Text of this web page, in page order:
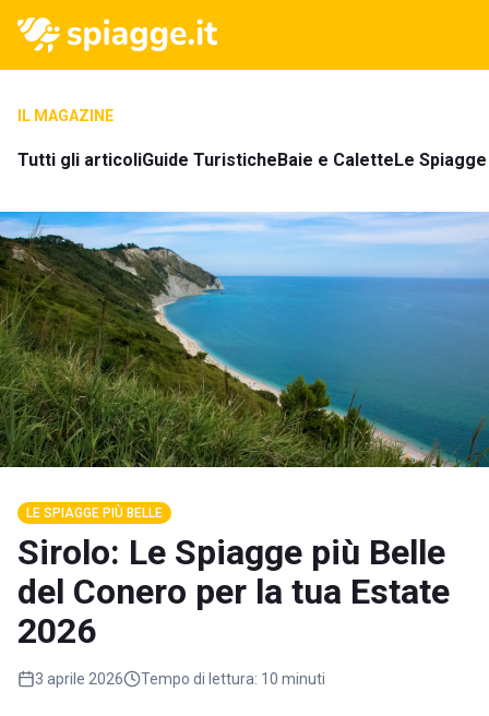
IL MAGAZINE
Tutti gli articoliGuide TuristicheBaie e CaletteLe
LE SPIAGGE PIÙ BELLE
Sirolo: Le Spiagge più Belle
del Conero per la tua Estate
2026
3 aprile 2026 Tempo di lettura: 10 minuti